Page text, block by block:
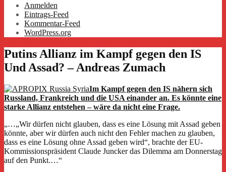
Anmelden
Eintrags-Feed
Kommentar-Feed
WordPress.org
Putins Allianz im Kampf gegen den IS
Und Assad? – Andreas Zumach
Im Kampf gegen den IS nähern sich
Russland, Frankreich und die USA einander an. Es könnte eine
starke Allianz entstehen – wäre da nicht eine Frage.
„…„Wir dürfen nicht glauben, dass es eine Lösung mit Assad geben
könnte, aber wir dürfen auch nicht den Fehler machen zu glauben,
dass es eine Lösung ohne Assad geben wird“, brachte der EU-
Kommissionspräsident Claude Juncker das Dilemma am Donnerstag
auf den Punkt.…“